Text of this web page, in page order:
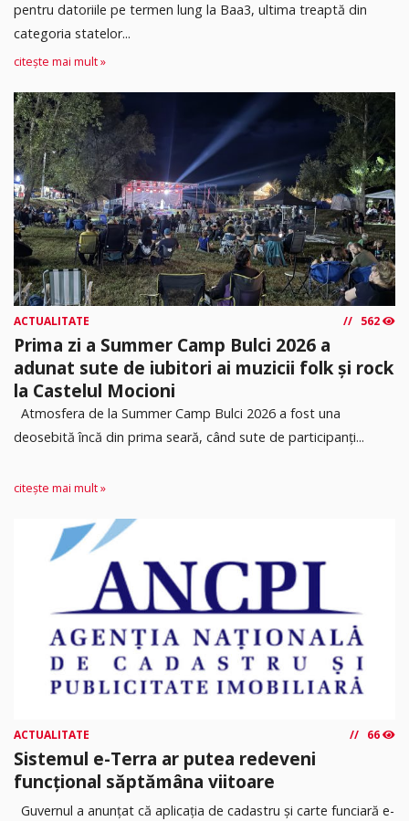
pentru datoriile pe termen lung la Baa3, ultima treaptă din
categoria statelor...
citește mai mult »
ACTUALITATE 562
Prima zi a Summer Camp Bulci 2026 a
adunat sute de iubitori ai muzicii folk și rock
la Castelul Mocioni
Atmosfera de la Summer Camp Bulci 2026 a fost una
deosebită încă din prima seară, când sute de participanți...
citește mai mult »
ACTUALITATE 66
Sistemul e-Terra ar putea redeveni
funcțional săptămâna viitoare
Guvernul a anunțat că aplicația de cadastru și carte funciară e-